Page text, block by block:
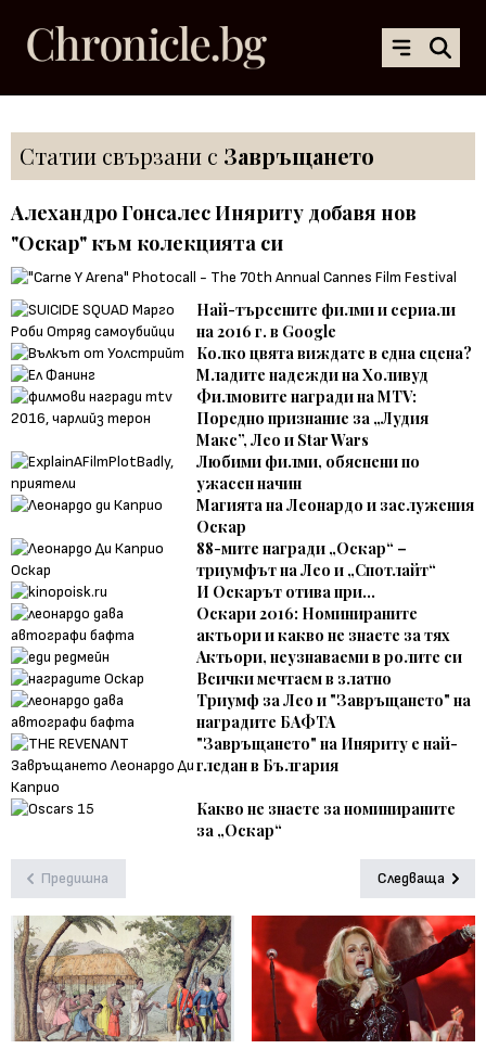
Статии свързани с Завръщането
Алехандро Гонсалес Иняриту добавя нов
"Оскар" към колекцията си
Най-търсените филми и сериали
на 2016 г. в Google
Колко цвята виждате в една сцена?
Младите надежди на Холивуд
Филмовите награди на MTV:
Поредно признание за „Лудия
Макс”, Лео и Star Wars
Любими филми, обяснени по
ужасен начин
Магията на Леонардо и заслужения
Оскар
88-мите награди „Оскар“ –
триумфът на Лео и „Спотлайт“
И Оскарът отива при...
Оскари 2016: Номинираните
актьори и какво не знаете за тях
Актьори, неузнаваеми в ролите си
Всички мечтаем в златно
Триумф за Лео и "Завръщането" на
наградите БАФТА
"Завръщането" на Иняриту е най-
гледан в България
Какво не знаете за номинираните
за „Оскар“
Предишна Следваща